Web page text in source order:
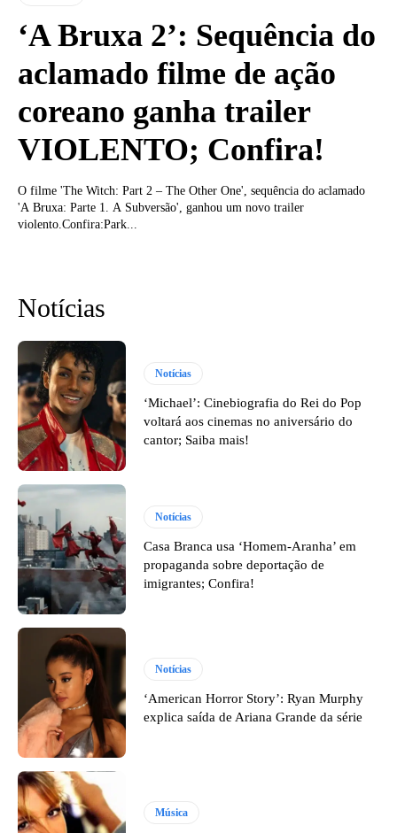
‘A Bruxa 2’: Sequência do
aclamado filme de ação
coreano ganha trailer
VIOLENTO; Confira!
O filme 'The Witch: Part 2 – The Other One', sequência do aclamado
'A Bruxa: Parte 1. A Subversão', ganhou um novo trailer
violento.Confira:Park...
Notícias
Notícias
‘Michael’: Cinebiografia do Rei do Pop
voltará aos cinemas no aniversário do
cantor; Saiba mais!
Notícias
Casa Branca usa ‘Homem-Aranha’ em
propaganda sobre deportação de
imigrantes; Confira!
Notícias
‘American Horror Story’: Ryan Murphy
explica saída de Ariana Grande da série
Música